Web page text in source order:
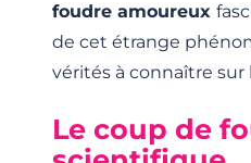
foudre amoureux
de cet étrange
vérités à connaître sur
Le coup de